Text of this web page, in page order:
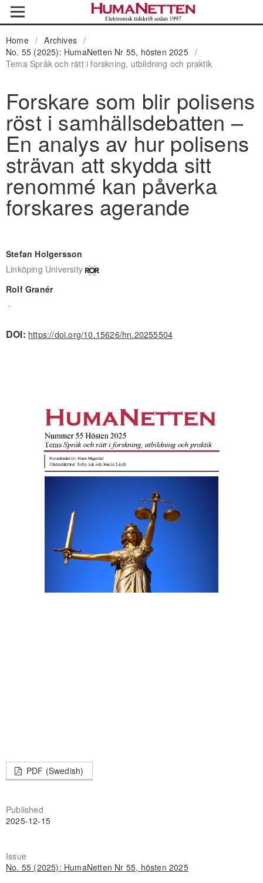
Home / Archives /
No. 55 (2025): HumaNetten Nr 55, hösten 2025 /
Tema Språk och rätt i forskning, utbildning och praktik
Forskare som blir polisens
röst i samhällsdebatten –
En analys av hur polisens
strävan att skydda sitt
renommé kan påverka
forskares agerande
Stefan Holgersson
Linköping University
Rolf Granér
,
DOI: https://doi.org/10.15626/hn.20255504
PDF (Swedish)
Published
2025-12-15
Issue
No. 55 (2025): HumaNetten Nr 55, hösten 2025